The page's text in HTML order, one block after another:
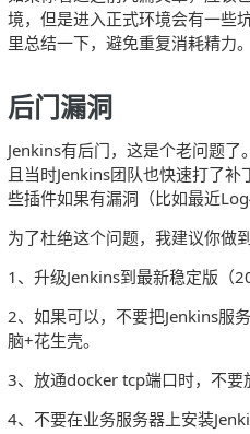
境，但是进入正式环境会有一些
里总结一下，避免重复消耗精力。
后门漏洞
Jenkins有后门，这是个老问题
且当时Jenkins团队也快速打了
些插件如果有漏洞（比如最近
为了杜绝这个问题，我建议你做到
1、升级Jenkins到最新稳定版（
2、如果可以，不要把Jenkins服
脑+花生壳。
3、放通docker tcp端口时，不要
4、不要在业务服务器上安装